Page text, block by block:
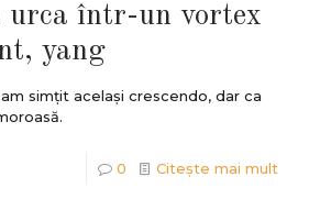
urca într-un vortex
yang
simțit același crescendo, dar ca
0 Citește mai mult